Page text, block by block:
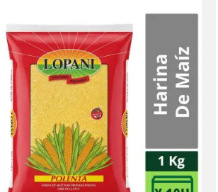
Agregar
a la
lista de
deseos